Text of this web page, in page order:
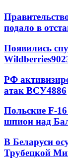
подало в
Появились
Wildberries
РФ
атак ВСУ4886
Польские F-
шпион над
В Беларуси
Трубецкой